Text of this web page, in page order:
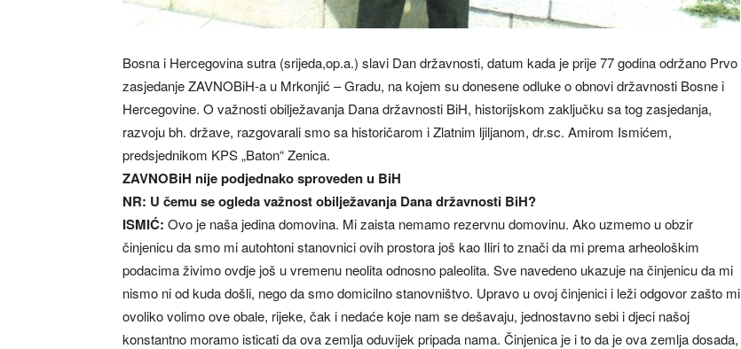
Bosna i Hercegovina sutra (srijeda,op.a.) slavi Dan državnosti, datum kada je prije 77 godina održano Prvo
zasjedanje ZAVNOBiH-a u Mrkonjić – Gradu, na kojem su donesene odluke o obnovi državnosti Bosne i
Hercegovine. O važnosti obilježavanja Dana državnosti BiH, historijskom zaključku sa tog zasjedanja,
razvoju bh. države, razgovarali smo sa historičarom i Zlatnim ljiljanom, dr.sc. Amirom Ismićem,
predsjednikom KPS „Baton“ Zenica.
ZAVNOBiH nije podjednako sproveden u BiH
NR: U čemu se ogleda važnost obilježavanja Dana državnosti BiH?
ISMIĆ: Ovo je naša jedina domovina. Mi zaista nemamo rezervnu domovinu. Ako uzmemo u obzir
činjenicu da smo mi autohtoni stanovnici ovih prostora još kao Iliri to znači da mi prema arheološkim
podacima živimo ovdje još u vremenu neolita odnosno paleolita. Sve navedeno ukazuje na činjenicu da mi
nismo ni od kuda došli, nego da smo domicilno stanovništvo. Upravo u ovoj činjenici i leži odgovor zašto mi
ovoliko volimo ove obale, rijeke, čak i nedaće koje nam se dešavaju, jednostavno sebi i djeci našoj
konstantno moramo isticati da ova zemlja oduvijek pripada nama. Činjenica je i to da je ova zemlja dosada,